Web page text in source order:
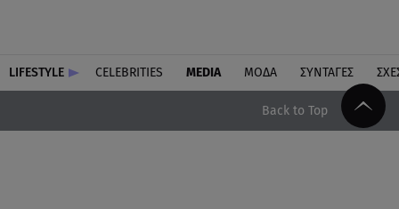
LIFESTYLE CELEBRITIES MEDIA ΜΟΔΑ ΣΥΝΤΑΓΕΣ
Back to Top